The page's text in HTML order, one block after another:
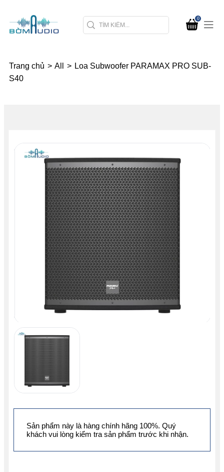
0
Trang chủ > All > Loa Subwoofer PARAMAX PRO SUB-
S40
Sản phẩm này là hàng chính hãng 100%. Quý
khách vui lòng kiểm tra sản phẩm trước khi nhận.